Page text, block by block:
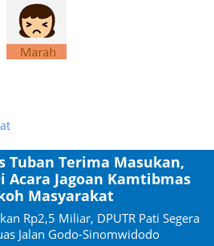
Tuban Terima Masukan,
Acara Jagoan Kamtibmas
Masyarakat
Rp2,5 Miliar, DPUTR Pati Segera
Jalan Godo-Sinomwidodo